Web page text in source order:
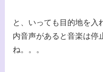
と、いっても目的地を入
内音声があると音楽は停
ね。。。